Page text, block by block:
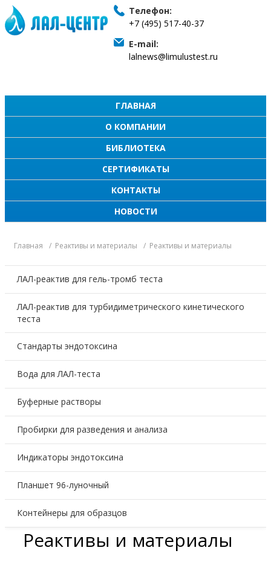
Телефон:
+7 (495) 517-40-37
E-mail:
lalnews@limulustest.ru
ГЛАВНАЯ
О КОМПАНИИ
БИБЛИОТЕКА
СЕРТИФИКАТЫ
КОНТАКТЫ
НОВОСТИ
Главная Реактивы и материалы Реактивы и материалы
ЛАЛ-реактив для гель-тромб теста
ЛАЛ-реактив для турбидиметрического кинетического
теста
Стандарты эндотоксина
Вода для ЛАЛ-теста
Буферные растворы
Пробирки для разведения и анализа
Индикаторы эндотоксина
Планшет 96-луночный
Контейнеры для образцов
Реактивы и материалы